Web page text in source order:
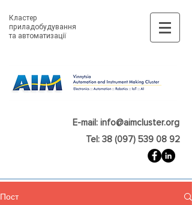
Кластер
приладобудування
та автоматизації
E-mail: info@aimcluster.org
Tel: 38 (097) 539 08 92
Пост